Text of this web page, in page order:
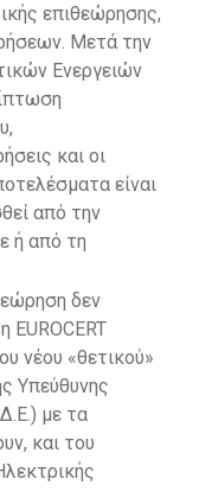
επιθεώρησης,
Μετά την
Ενεργειών
και οι
είναι
από την
ή από τη
δεν
EUROCERT
νέου «θετικού»
Υπεύθυνης
με τα
και του